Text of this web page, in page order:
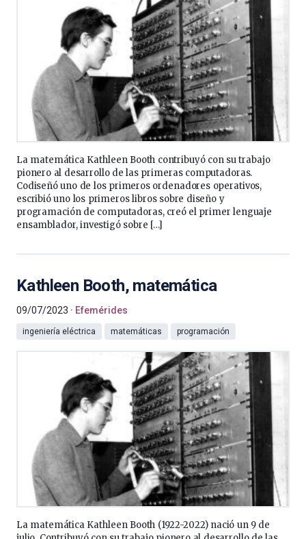
La matemática Kathleen Booth contribuyó con su trabajo
pionero al desarrollo de las primeras computadoras.
Codiseñó uno de los primeros ordenadores operativos,
escribió uno los primeros libros sobre diseño y
programación de computadoras, creó el primer lenguaje
ensamblador, investigó sobre […]
Kathleen Booth, matemática
09/07/2023 Efemérides
ingeniería eléctrica matemáticas programación
La matemática Kathleen Booth (1922-2022) nació un 9 de